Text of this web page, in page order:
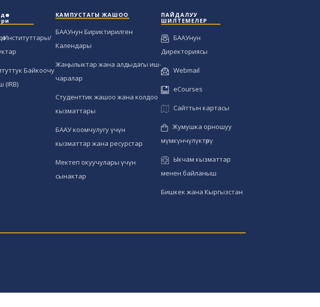
Институттары/
Байкоочу
(IRB)
КАМПУСТАГЫ ЖАШОО
БААУнун Бириктирилген
Календары
Жаңылыктар жана алдыдагы иш-
чаралар
Студенттик жашоо жана колдоо
кызматтары
БААУ коомчулугу үчүн
кызматтар жана ресурстар
Мектеп окуучулары үчүн
сынактар
ПАЙДАЛУУ
ШИЛТЕМЕЛЕР
БААУнун
Директориясы
Webmail
eCourses
Сайттын картасы
Жумушка орношуу
мүмкүнчүлүктөрү
Ыкчам кызматтар
менен байланыш
Бишкек жана Кыргызстан